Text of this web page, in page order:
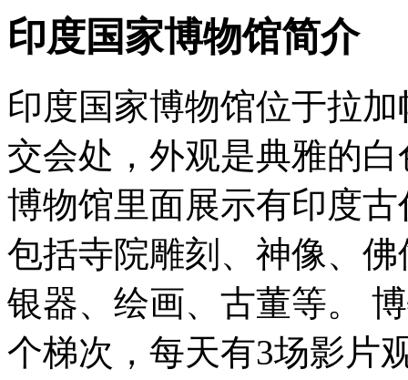
印度国家博物馆简介
印度国家博物馆位于拉加
交会处，外观是典雅的
博物馆里面展示有印度
包括寺院雕刻、神像、
银器、绘画、古董等。
个梯次，每天有3场影片